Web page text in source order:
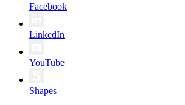
Facebook
LinkedIn
YouTube
Shapes